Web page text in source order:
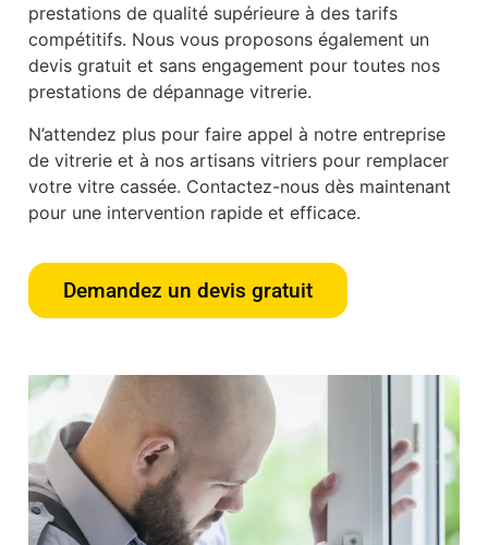
prestations de qualité supérieure à des tarifs
compétitifs. Nous vous proposons également un
devis gratuit et sans engagement pour toutes nos
prestations de dépannage vitrerie.
N’attendez plus pour faire appel à notre entreprise
de vitrerie et à nos artisans vitriers pour remplacer
votre vitre cassée. Contactez-nous dès maintenant
pour une intervention rapide et efficace.
Demandez un devis gratuit